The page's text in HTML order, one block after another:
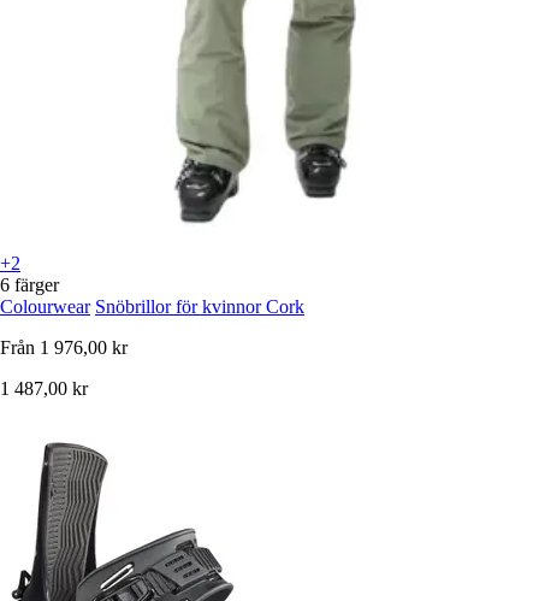
+2
6 färger
Colourwear Snöbrillor för kvinnor Cork
Från 1 976,00 kr
1 487,00 kr